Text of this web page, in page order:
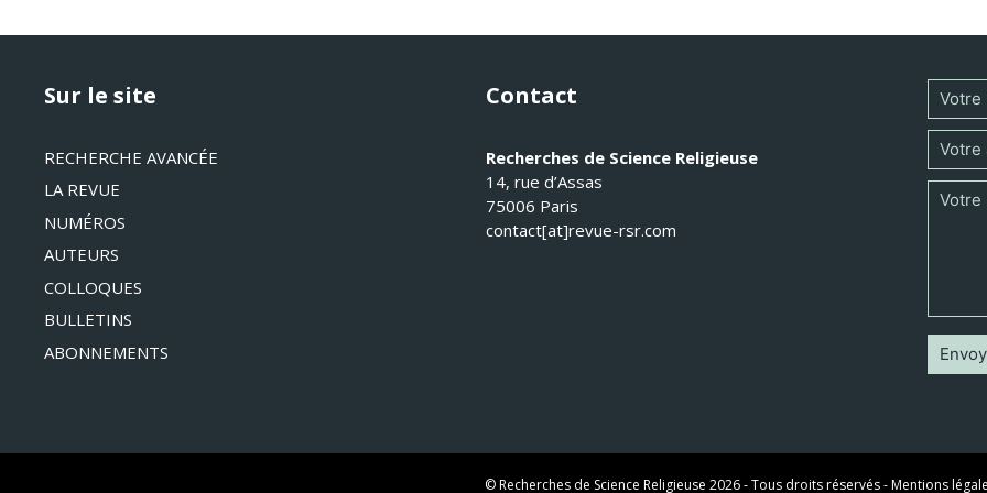
Sur le site
RECHERCHE AVANCÉE
LA REVUE
NUMÉROS
AUTEURS
COLLOQUES
BULLETINS
ABONNEMENTS
Contact
Recherches de Science Religieuse
14, rue d’Assas
75006 Paris
contact[at]revue-rsr.com
© Recherches de Science Religieuse 2026 - Tous droits réservés -Mentions